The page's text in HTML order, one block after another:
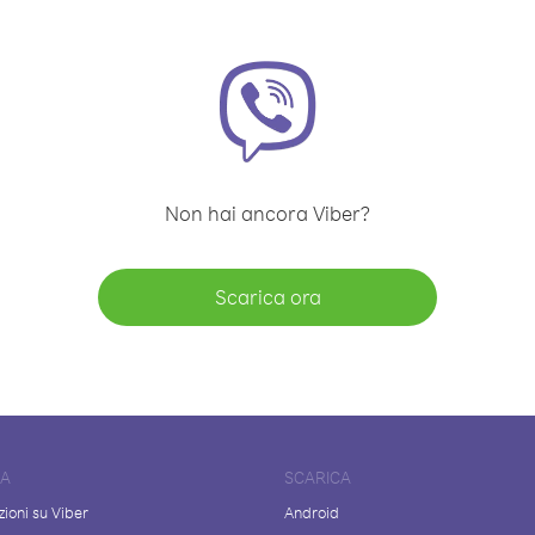
Non hai ancora Viber?
Scarica ora
su Viber
SCARICA
Android